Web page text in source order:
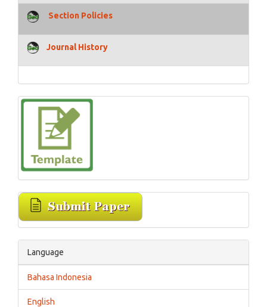
Section Policies
Journal History
Language
Bahasa Indonesia
English